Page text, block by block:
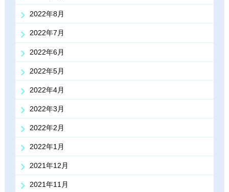
2022年8月
2022年7月
2022年6月
2022年5月
2022年4月
2022年3月
2022年2月
2022年1月
2021年12月
2021年11月